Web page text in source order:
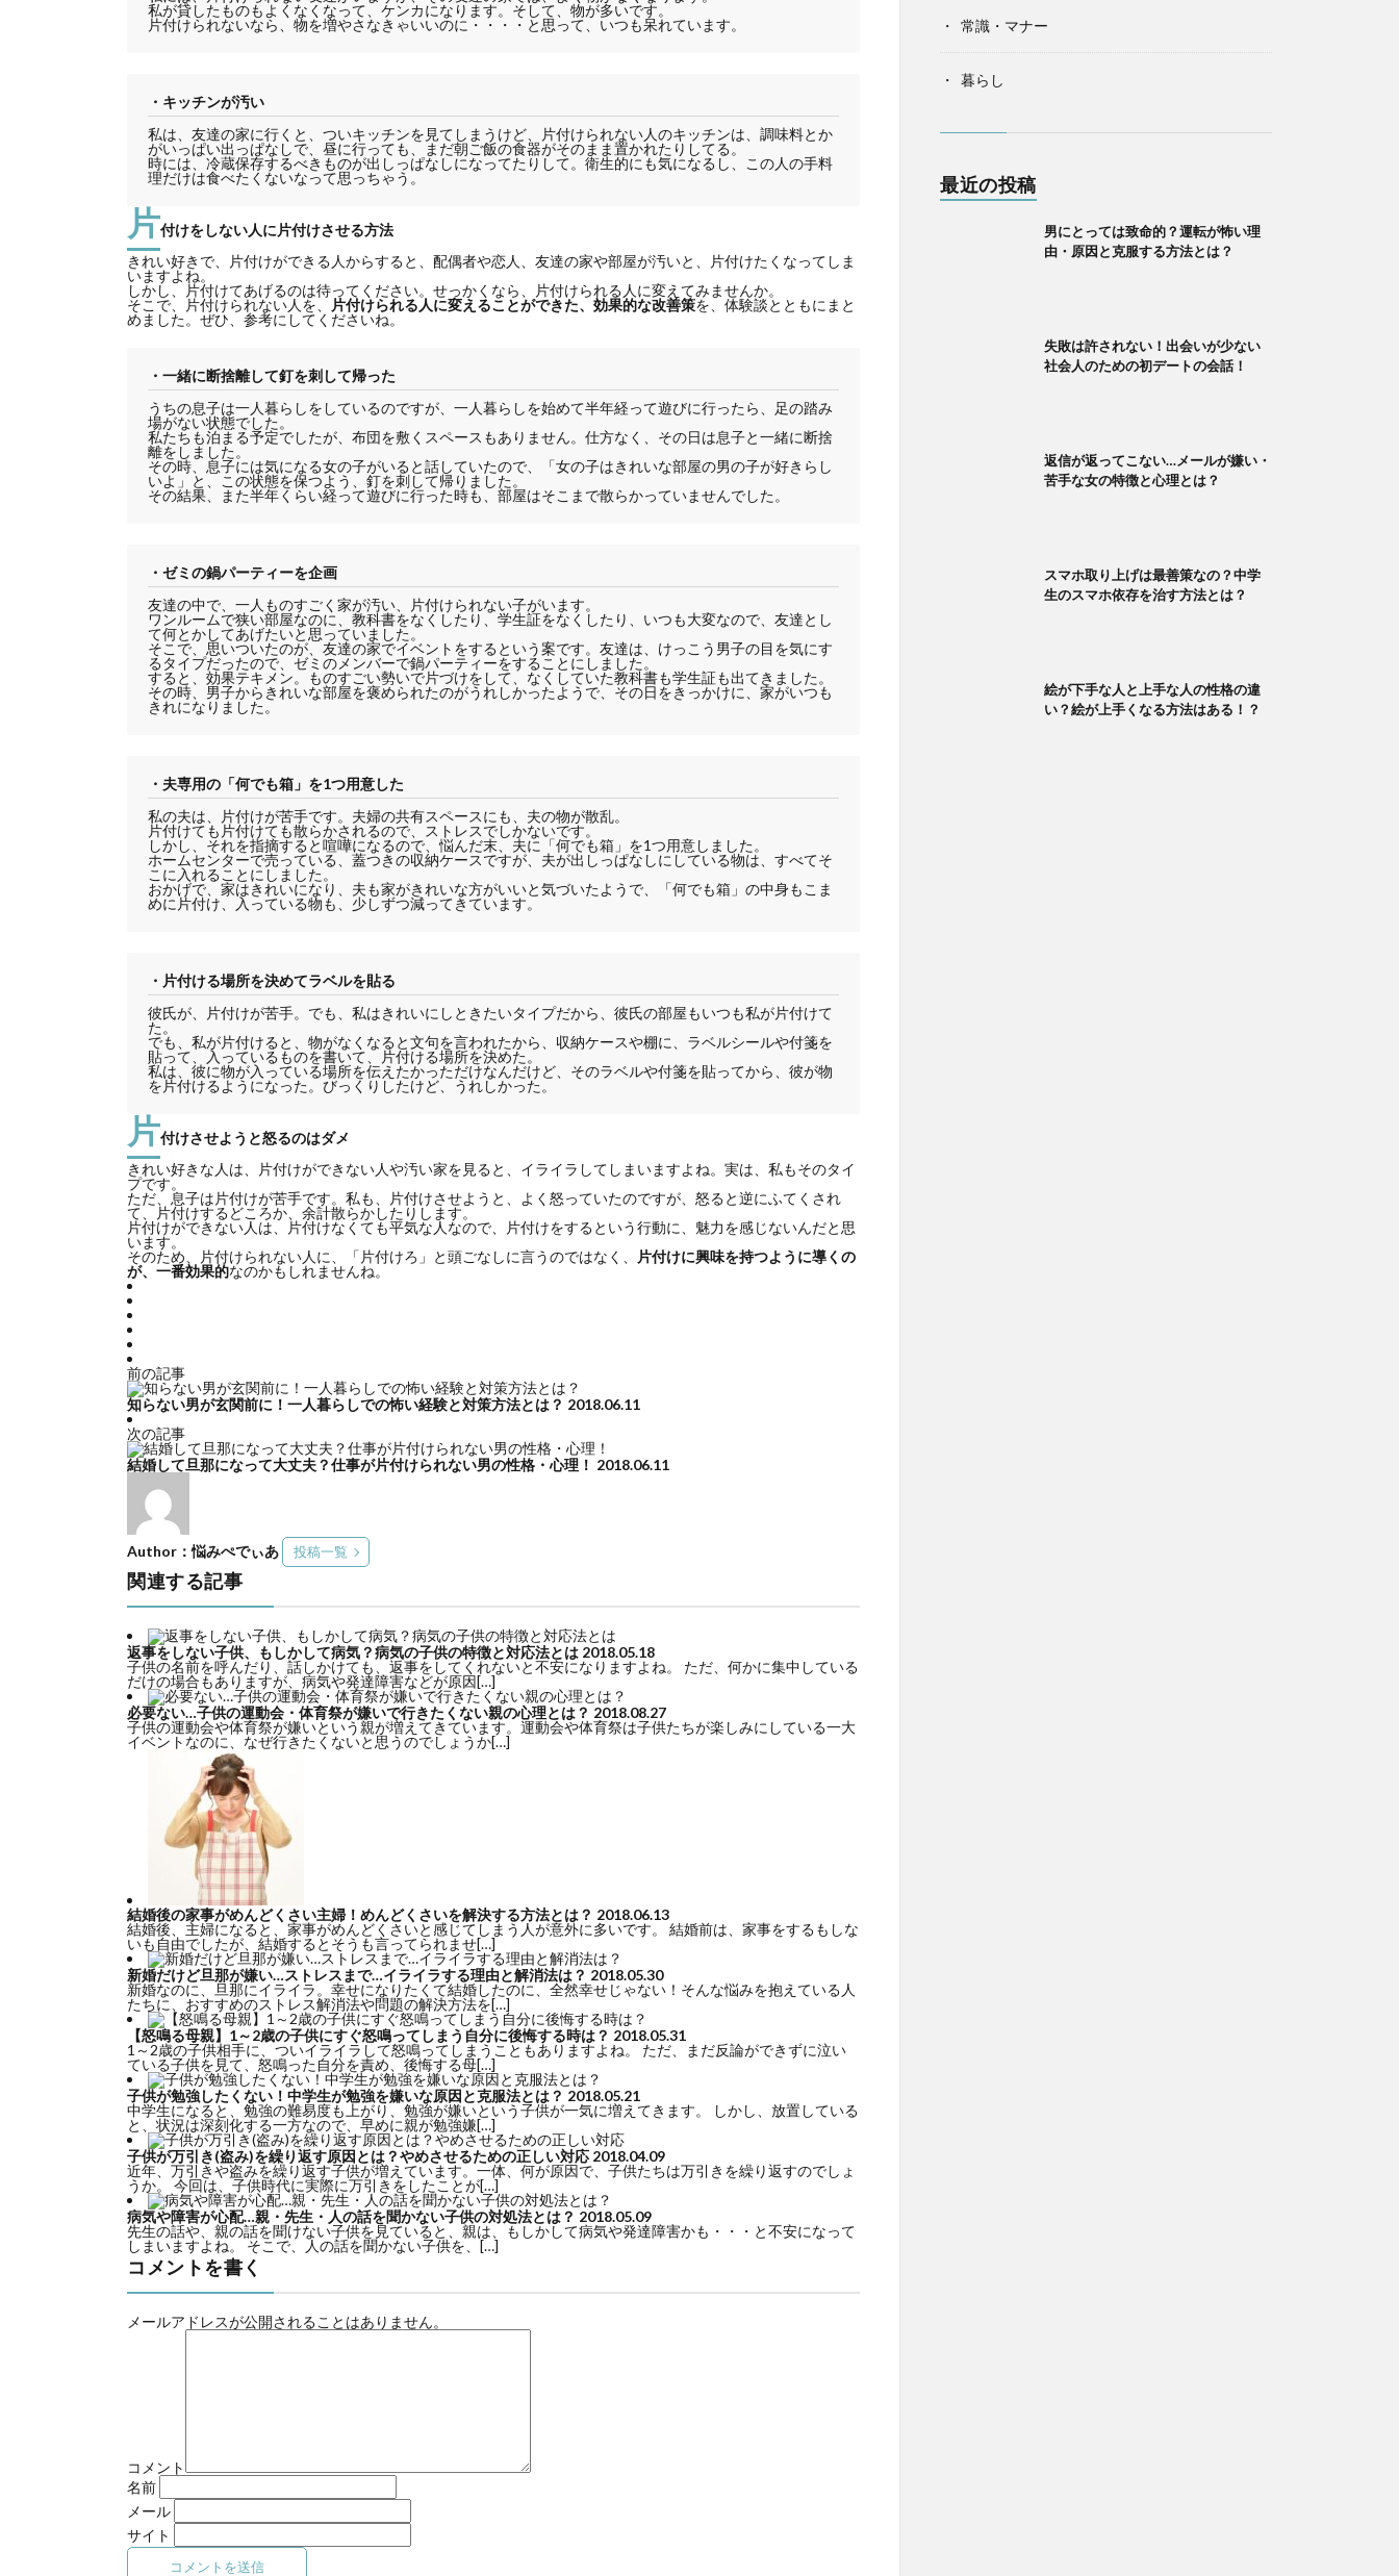
私が貸したものもよくなくなって、ケンカになります。そして、物が多いです。
片付けられないなら、物を増やさなきゃいいのに・・・・と思って、いつも呆れています。
・キッチンが汚い
私は、友達の家に行くと、ついキッチンを見てしまうけど、片付けられない人のキッチンは、調味料とか
がいっぱい出っぱなしで、昼に行っても、まだ朝ご飯の食器がそのまま置かれたりしてる。
時には、冷蔵保存するべきものが出しっぱなしになってたりして。衛生的にも気になるし、この人の手料
理だけは食べたくないなって思っちゃう。
片付けをしない人に片付けさせる方法
きれい好きで、片付けができる人からすると、配偶者や恋人、友達の家や部屋が汚いと、片付けたくなってしま
いますよね。
しかし、片付けてあげるのは待ってください。せっかくなら、片付けられる人に変えてみませんか。
そこで、片付けられない人を、
片付けられる人に変えることができた、効果的な改善策を、体験談とともにまと
めました。ぜひ、参考にしてくださいね。
・一緒に断捨離して釘を刺して帰った
うちの息子は一人暮らしをしているのですが、一人暮らしを始めて半年経って遊びに行ったら、足の踏み
場がない状態でした。
私たちも泊まる予定でしたが、布団を敷くスペースもありません。仕方なく、その日は息子と一緒に断捨
離をしました。
その時、息子には気になる女の子がいると話していたので、「女の子はきれいな部屋の男の子が好きらし
いよ」と、この状態を保つよう、釘を刺して帰りました。
その結果、また半年くらい経って遊びに行った時も、部屋はそこまで散らかっていませんでした。
・ゼミの鍋パーティーを企画
友達の中で、一人ものすごく家が汚い、片付けられない子がいます。
ワンルームで狭い部屋なのに、教科書をなくしたり、学生証をなくしたり、いつも大変なので、友達とし
て何とかしてあげたいと思っていました。
そこで、思いついたのが、友達の家でイベントをするという案です。友達は、けっこう男子の目を気にす
るタイプだったので、ゼミのメンバーで鍋パーティーをすることにしました。
すると、効果テキメン。ものすごい勢いで片づけをして、なくしていた教科書も学生証も出てきました。
その時、男子からきれいな部屋を褒められたのがうれしかったようで、その日をきっかけに、家がいつも
きれになりました。
・夫専用の「何でも箱」を1つ用意した
私の夫は、片付けが苦手です。夫婦の共有スペースにも、夫の物が散乱。
片付けても片付けても散らかされるので、ストレスでしかないです。
しかし、それを指摘すると喧嘩になるので、悩んだ末、夫に「何でも箱」を1つ用意しました。
ホームセンターで売っている、蓋つきの収納ケースですが、夫が出しっぱなしにしている物は、すべてそ
こに入れることにしました。
おかげで、家はきれいになり、夫も家がきれいな方がいいと気づいたようで、「何でも箱」の中身もこま
めに片付け、入っている物も、少しずつ減ってきています。
・片付ける場所を決めてラベルを貼る
彼氏が、片付けが苦手。でも、私はきれいにしときたいタイプだから、彼氏の部屋もいつも私が片付けて
た。
でも、私が片付けると、物がなくなると文句を言われたから、収納ケースや棚に、ラベルシールや付箋を
貼って、入っているものを書いて、片付ける場所を決めた。
私は、彼に物が入っている場所を伝えたかっただけなんだけど、そのラベルや付箋を貼ってから、彼が物
を片付けるようになった。びっくりしたけど、うれしかった。
片付けさせようと怒るのはダメ
きれい好きな人は、片付けができない人や汚い家を見ると、イライラしてしまいますよね。実は、私もそのタイ
プです。
ただ、息子は片付けが苦手です。私も、片付けさせようと、よく怒っていたのですが、怒ると逆にふてくされ
て、片付けするどころか、余計散らかしたりします。
片付けができない人は、片付けなくても平気な人なので、片付けをするという行動に、魅力を感じないんだと思
います。
そのため、片付けられない人に、「片付けろ」と頭ごなしに言うのではなく、
片付けに興味を持つように導くの
が、一番効果的なのかもしれませんね。
前の記事
知らない男が玄関前に！一人暮らしでの怖い経験と対策方法とは？ 2018.06.11
次の記事
結婚して旦那になって大丈夫？仕事が片付けられない男の性格・心理！ 2018.06.11
Author：悩みぺでぃあ 投稿一覧
関連する記事
返事をしない子供、もしかして病気？病気の子供の特徴と対応法とは 2018.05.18
子供の名前を呼んだり、話しかけても、返事をしてくれないと不安になりますよね。 ただ、何かに集中している
だけの場合もありますが、病気や発達障害などが原因[…]
必要ない…子供の運動会・体育祭が嫌いで行きたくない親の心理とは？ 2018.08.27
子供の運動会や体育祭が嫌いという親が増えてきています。運動会や体育祭は子供たちが楽しみにしている一大
イベントなのに、なぜ行きたくないと思うのでしょうか[…]
結婚後の家事がめんどくさい主婦！めんどくさいを解決する方法とは？ 2018.06.13
結婚後、主婦になると、家事がめんどくさいと感じてしまう人が意外に多いです。 結婚前は、家事をするもしな
いも自由でしたが、結婚するとそうも言ってられませ[…]
新婚だけど旦那が嫌い…ストレスまで…イライラする理由と解消法は？ 2018.05.30
新婚なのに、旦那にイライラ。幸せになりたくて結婚したのに、全然幸せじゃない！そんな悩みを抱えている人
たちに、おすすめのストレス解消法や問題の解決方法を[…]
【怒鳴る母親】1～2歳の子供にすぐ怒鳴ってしまう自分に後悔する時は？ 2018.05.31
1～2歳の子供相手に、ついイライラして怒鳴ってしまうこともありますよね。 ただ、まだ反論ができずに泣い
ている子供を見て、怒鳴った自分を責め、後悔する母[…]
子供が勉強したくない！中学生が勉強を嫌いな原因と克服法とは？ 2018.05.21
中学生になると、勉強の難易度も上がり、勉強が嫌いという子供が一気に増えてきます。 しかし、放置している
と、状況は深刻化する一方なので、早めに親が勉強嫌[…]
子供が万引き(盗み)を繰り返す原因とは？やめさせるための正しい対応 2018.04.09
近年、万引きや盗みを繰り返す子供が増えています。一体、何が原因で、子供たちは万引きを繰り返すのでしょ
うか。 今回は、子供時代に実際に万引きをしたことが[…]
病気や障害が心配…親・先生・人の話を聞かない子供の対処法とは？ 2018.05.09
先生の話や、親の話を聞けない子供を見ていると、親は、もしかして病気や発達障害かも・・・と不安になって
しまいますよね。 そこで、人の話を聞かない子供を、[…]
コメントを書く
メールアドレスが公開されることはありません。
コメント
名前
メール
サイト
常識・マナー
暮らし
最近の投稿
男にとっては致命的？運転が怖い理
由・原因と克服する方法とは？
失敗は許されない！出会いが少ない
社会人のための初デートの会話！
返信が返ってこない…メールが嫌い・
苦手な女の特徴と心理とは？
スマホ取り上げは最善策なの？中学
生のスマホ依存を治す方法とは？
絵が下手な人と上手な人の性格の違
い？絵が上手くなる方法はある！？